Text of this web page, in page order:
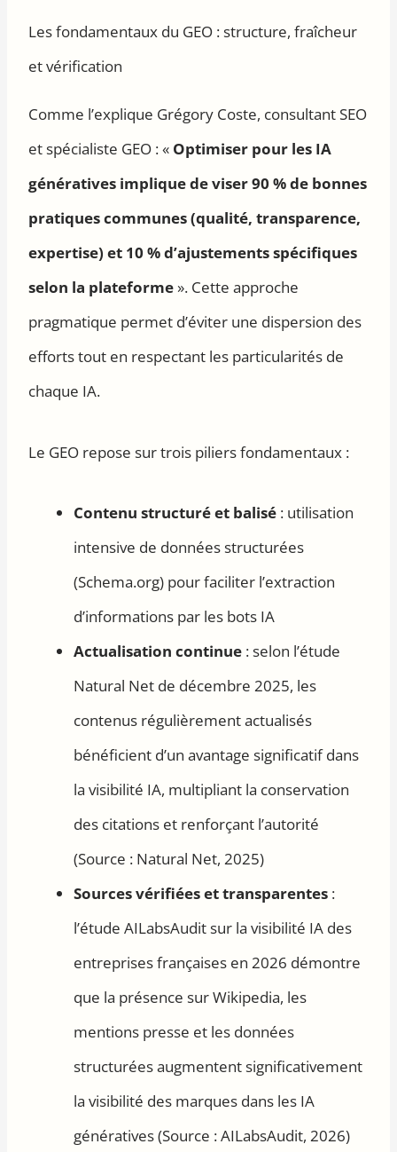
Les fondamentaux du GEO : structure, fraîcheur
et vérification
Comme l’explique Grégory Coste, consultant SEO
et spécialiste GEO : « Optimiser pour les IA
génératives implique de viser 90 % de bonnes
pratiques communes (qualité, transparence,
expertise) et 10 % d’ajustements spécifiques
selon la plateforme». Cette approche
pragmatique permet d’éviter une dispersion des
efforts tout en respectant les particularités de
chaque IA.
Le GEO repose sur trois piliers fondamentaux :
Contenu structuré et balisé : utilisation
intensive de données structurées
(Schema.org) pour faciliter l’extraction
d’informations par les bots IA
Actualisation continue : selon l’étude
Natural Net de décembre 2025, les
contenus régulièrement actualisés
bénéficient d’un avantage significatif dans
la visibilité IA, multipliant la conservation
des citations et renforçant l’autorité
(Source : Natural Net, 2025)
Sources vérifiées et transparentes :
l’étude AILabsAudit sur la visibilité IA des
entreprises françaises en 2026 démontre
que la présence sur Wikipedia, les
mentions presse et les données
structurées augmentent significativement
la visibilité des marques dans les IA
génératives (Source : AILabsAudit, 2026)